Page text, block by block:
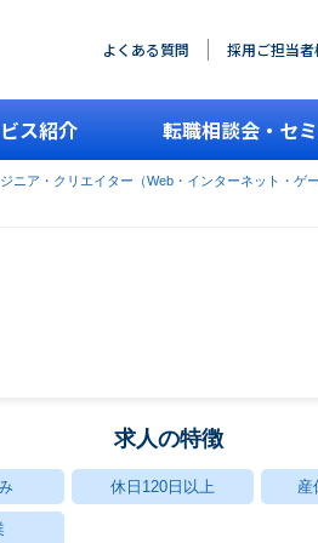
よくある質問 採用ご担当者
ス紹介 転職相談会・セ
ニア・クリエイター（Web・インターネット・ゲー
求人の特徴
休日120日以上 産